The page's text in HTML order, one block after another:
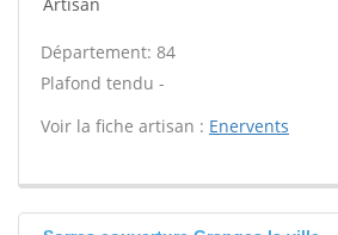
Département: 84
Plafond tendu -
Voir la fiche artisan : Enervents